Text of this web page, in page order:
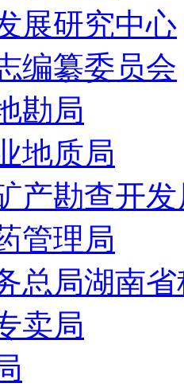
展研究中心
编纂委员会
勘局
地质局
产勘查开发
管理局
总局湖南
卖局